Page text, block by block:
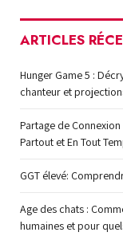
ARTICLES
Hunger Game 5 :
chanteur et
Partage de
Partout et En Tout
GGT élevé:
Age des chats :
humaines et pour